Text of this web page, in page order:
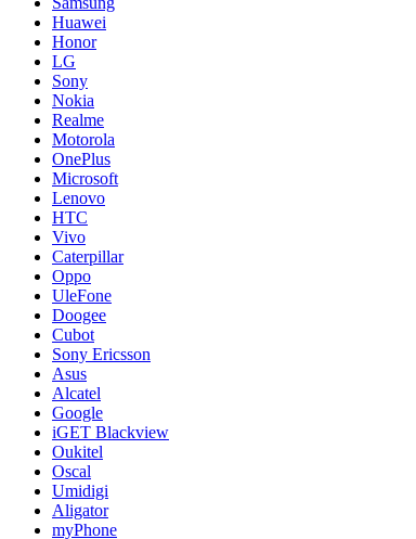
Huawei
Honor
LG
Sony
Nokia
Realme
Motorola
OnePlus
Microsoft
Lenovo
HTC
Vivo
Caterpillar
Oppo
UleFone
Doogee
Cubot
Sony Ericsson
Asus
Alcatel
Google
iGET Blackview
Oukitel
Oscal
Umidigi
Aligator
myPhone